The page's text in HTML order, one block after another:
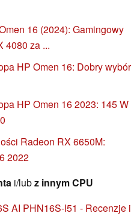
16 (2024): Gamingowy
4080 za ...
HP Omen 16: Dobry wybór
HP Omen 16 2023: 145 W
Radeon RX 6650M:
2022
i/lubz innym CPU
AI PHN16S-I51 - Recenzje i